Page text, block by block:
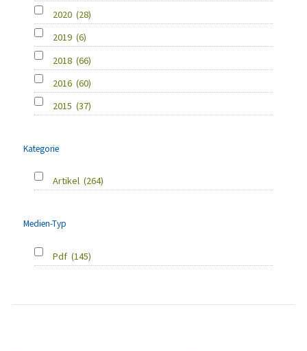
2020 (28)
2019 (6)
2018 (66)
2016 (60)
2015 (37)
Kategorie
Artikel (264)
Medien-Typ
Pdf (145)